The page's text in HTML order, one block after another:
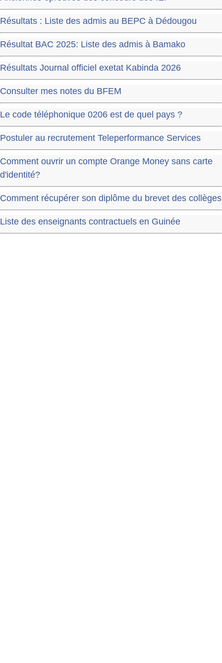
Résultats : Liste des admis au BEPC à Dédougou
Résultat BAC 2025: Liste des admis à Bamako
Résultats Journal officiel exetat Kabinda 2026
Consulter mes notes du BFEM
Le code téléphonique 0206 est de quel pays ?
Postuler au recrutement Teleperformance Services
Comment ouvrir un compte Orange Money sans carte
d'identité?
Comment récupérer son diplôme du brevet des collèges
Liste des enseignants contractuels en Guinée